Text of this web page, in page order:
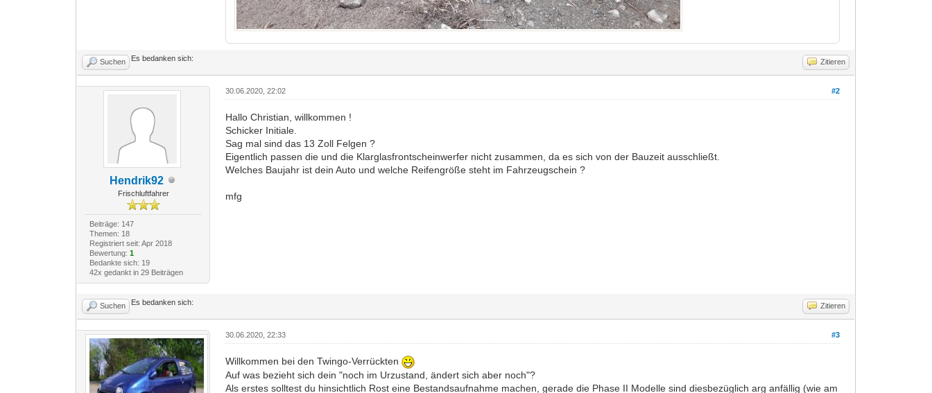
Suchen Zitieren
Es bedanken sich:
Hendrik92
Frischluftfahrer
Beiträge: 147
Themen: 18
Registriert seit: Apr 2018
Bewertung: 1
Bedankte sich: 19
42x gedankt in 29 Beiträgen
#2
30.06.2020, 22:02
Hallo Christian, willkommen !
Schicker Initiale.
Sag mal sind das 13 Zoll Felgen ?
Eigentlich passen die und die Klarglasfrontscheinwerfer nicht zusammen, da es sich von der Bauzeit ausschließt.
Welches Baujahr ist dein Auto und welche Reifengröße steht im Fahrzeugschein ?
mfg
Suchen Zitieren
Es bedanken sich:
#3
30.06.2020, 22:33
Willkommen bei den Twingo-Verrückten
Auf was bezieht sich dein "noch im Urzustand, ändert sich aber noch"?
Als erstes solltest du hinsichtlich Rost eine Bestandsaufnahme machen, gerade die Phase II Modelle sind diesbezüglich arg anfällig (wie am